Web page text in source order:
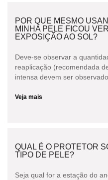
POR QUE MESMO
MINHA PELE FICOU
EXPOSIÇÃO AO SOL?
Deve-se observar a
reaplicação (recomendada
intensa devem ser
Veja mais
QUAL É O PROTETOR
TIPO DE PELE?
Seja qual for a estação do